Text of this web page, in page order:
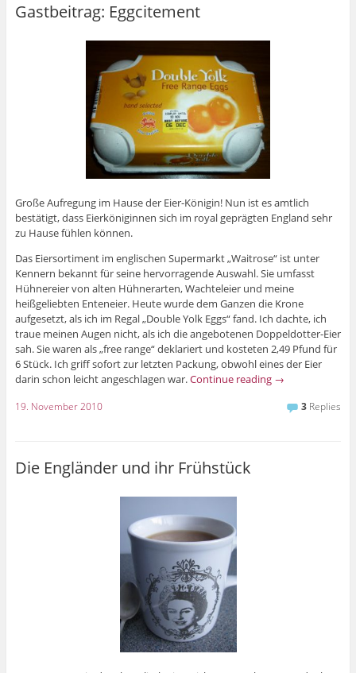
Gastbeitrag: Eggcitement
Große Aufregung im Hause der Eier-Königin! Nun ist es amtlich
bestätigt, dass Eierköniginnen sich im royal geprägten England sehr
zu Hause fühlen können.
Das Eiersortiment im englischen Supermarkt „Waitrose“ ist unter
Kennern bekannt für seine hervorragende Auswahl. Sie umfasst
Hühnereier von alten Hühnerarten, Wachteleier und meine
heißgeliebten Enteneier. Heute wurde dem Ganzen die Krone
aufgesetzt, als ich im Regal „Double Yolk Eggs“ fand. Ich dachte, ich
traue meinen Augen nicht, als ich die angebotenen Doppeldotter-Eier
sah. Sie waren als „free range“ deklariert und kosteten 2,49 Pfund für
6 Stück. Ich griff sofort zur letzten Packung, obwohl eines der Eier
darin schon leicht angeschlagen war.Continue reading →
19. November 2010 3 Replies
Die Engländer und ihr Frühstück